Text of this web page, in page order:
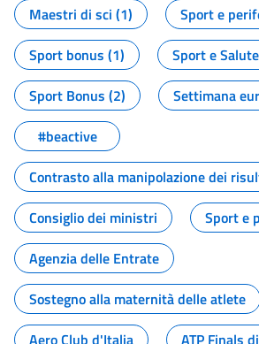
Maestri di sci (1)
Sport e
Sport bonus (1)
Sport e
Sport Bonus (2)
Settimana
#beactive
Contrasto alla manipolazione dei
Consiglio dei ministri
Sport e
Agenzia delle Entrate
Sostegno alla maternità delle atlete
Aero Club d'Italia
ATP Finals